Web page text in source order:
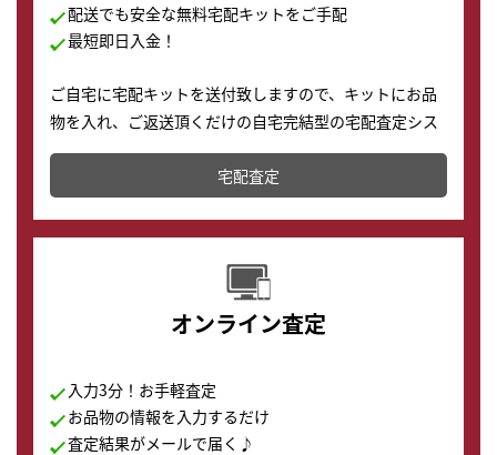
配送でも安全な無料宅配キットをご手配
最短即日入金！
ご自宅に宅配キットを送付致しますので、キットにお品
物を入れ、ご返送頂くだけの自宅完結型の宅配査定シス
テムです。
配送でも簡単&安全に査定・買取に出すことが可能で
す。
宅配査定
オンライン査定
入力3分！お手軽査定
お品物の情報を入力するだけ
査定結果がメールで届く♪